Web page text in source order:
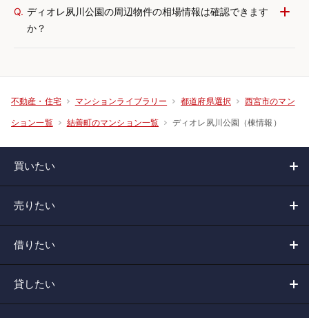
Q. ディオレ夙川公園の周辺物件の相場情報は確認できます
か？
不動産・住宅 マンションライブラリー 都道府県選択 西宮市のマン
ション一覧 結善町のマンション一覧 ディオレ夙川公園（棟情報）
買いたい
売りたい
借りたい
貸したい